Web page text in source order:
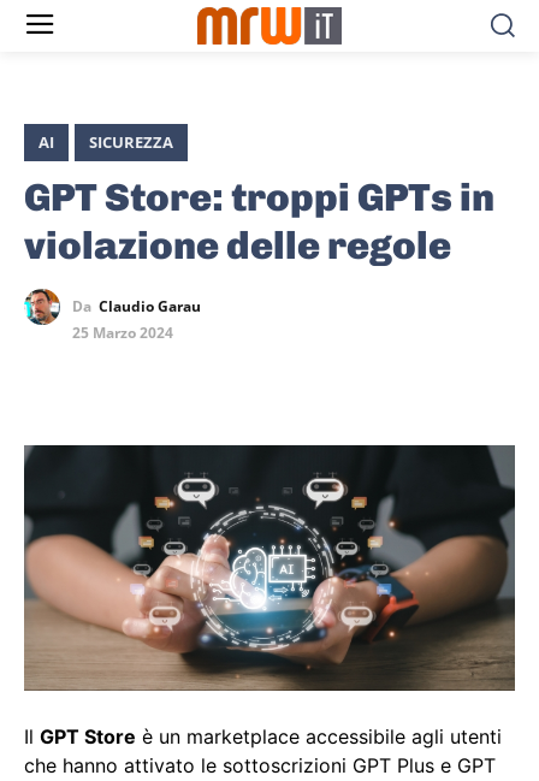
AI SICUREZZA
GPT Store: troppi GPTs in
violazione delle regole
Da Claudio Garau
25 Marzo 2024
Il GPT Store è un marketplace accessibile agli utenti
che hanno attivato le sottoscrizioni GPT Plus e GPT